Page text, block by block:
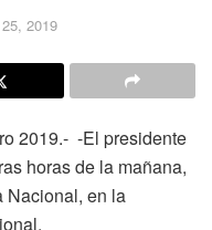
2019
2019.- -El presidente
horas de la mañana,
Nacional, en la